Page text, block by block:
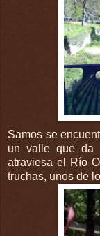
Samos se
un valle que da
atraviesa el Río
truchas, unos de